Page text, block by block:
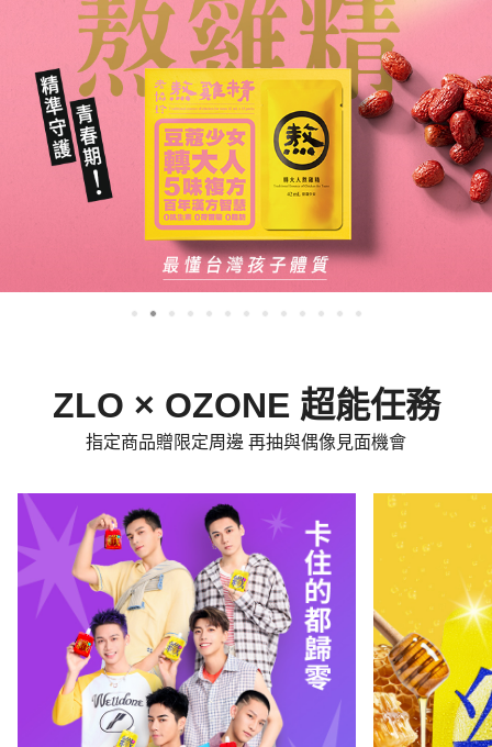
ZLO × OZONE 超能任務
指定商品贈限定周邊 再抽與偶像見面機會